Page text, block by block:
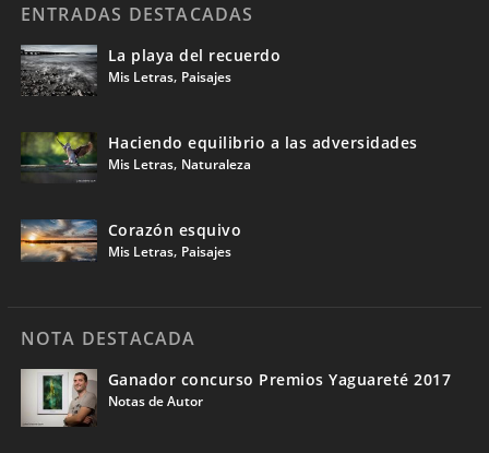
ENTRADAS DESTACADAS
La playa del recuerdo
Mis Letras, Paisajes
Haciendo equilibrio a las adversidades
Mis Letras, Naturaleza
Corazón esquivo
Mis Letras, Paisajes
NOTA DESTACADA
Ganador concurso Premios Yaguareté 2017
Notas de Autor